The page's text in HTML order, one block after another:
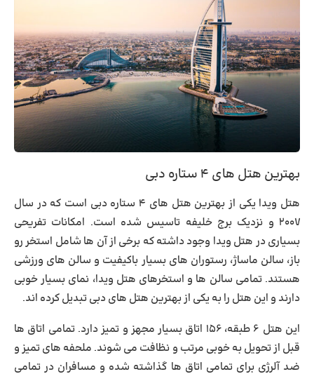
بهترین هتل های ۴ ستاره دبی
هتل ویدا یکی از بهترین هتل های ۴ ستاره دبی
است که در سال
۲۰۰۷ و نزدیک برج خلیفه تاسیس شده است. امکانات تفریحی
بسیاری در هتل ویدا وجود داشته که برخی از آن ها شامل استخر رو
باز، سالن ماساژ، رستوران های بسیار باکیفیت و سالن های ورزشی
هستند. تمامی سالن ها و استخرهای هتل ویدا، نمای بسیار خوبی
دارند و این هتل را به یکی از بهترین هتل های دبی تبدیل کرده اند.
این هتل ۶ طبقه، ۱۵۶ اتاق بسیار مجهز و تمیز دارد. تمامی اتاق ها
قبل از تحویل به خوبی مرتب و نظافت می شوند. ملحفه های تمیز و
ضد آلرژی برای تمامی اتاق ها گذاشته شده و مسافران در تمامی